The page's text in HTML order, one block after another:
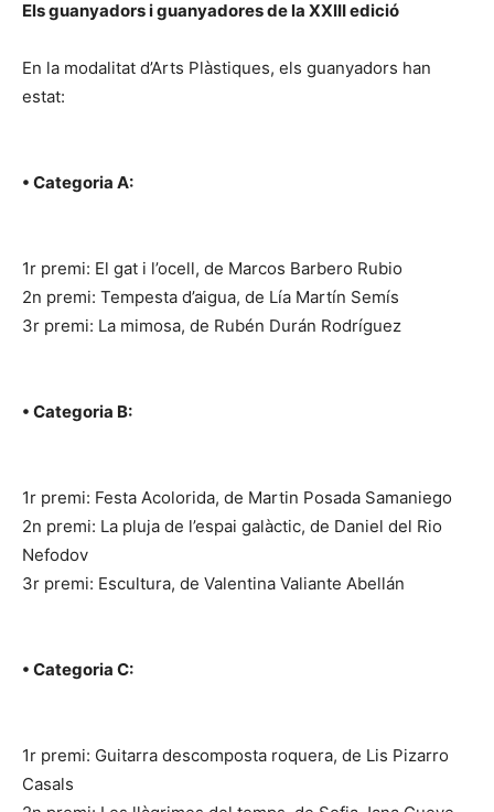
Els guanyadors i guanyadores de la XXIII edició
En la modalitat d’Arts Plàstiques, els guanyadors han
estat:
• Categoria A:
1r premi: El gat i l’ocell, de Marcos Barbero Rubio
2n premi: Tempesta d’aigua, de Lía Martín Semís
3r premi: La mimosa, de Rubén Durán Rodríguez
• Categoria B:
1r premi: Festa Acolorida, de Martin Posada Samaniego
2n premi: La pluja de l’espai galàctic, de Daniel del Rio
Nefodov
3r premi: Escultura, de Valentina Valiante Abellán
• Categoria C:
1r premi: Guitarra descomposta roquera, de Lis Pizarro
Casals